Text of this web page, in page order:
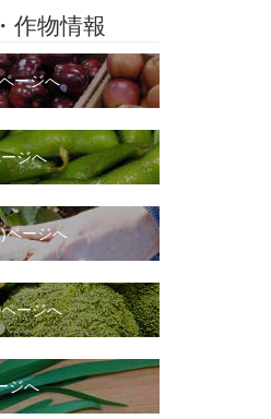
作物情報
ージへ
ジへ
ページへ
ージへ
ジへ